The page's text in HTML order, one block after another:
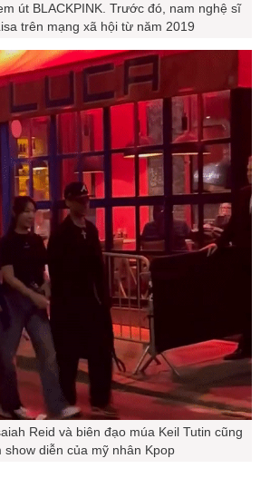
út BLACKPINK. Trước đó, nam nghệ sĩ
trên mạng xã hội từ năm 2019
Reid và biên đạo múa Keil Tutin cũng
show diễn của mỹ nhân Kpop